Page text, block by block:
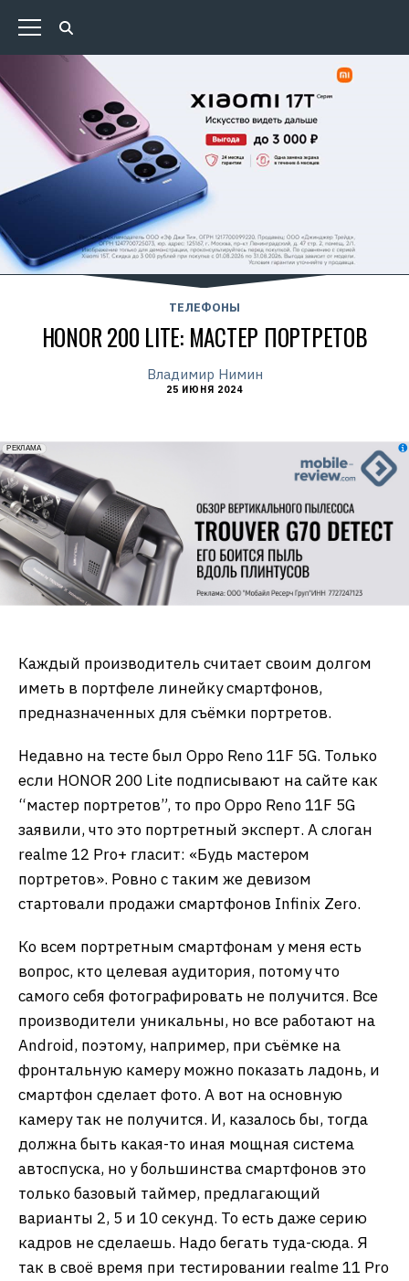
ТЕЛЕФОНЫ
HONOR 200 LITE: МАСТЕР ПОРТРЕТОВ
Владимир Нимин
25 ИЮНЯ 2024
erid: 2VfnxxmNzs5
РЕКЛАМА
Каждый производитель считает своим долгом
иметь в портфеле линейку смартфонов,
предназначенных для съёмки портретов.
Недавно на тесте был Oppo Reno 11F 5G. Только
если HONOR 200 Lite подписывают на сайте как
“мастер портретов”, то про Oppo Reno 11F 5G
заявили, что это портретный эксперт. А слоган
realme 12 Pro+ гласит: «Будь мастером
портретов». Ровно с таким же девизом
стартовали продажи смартфонов Infinix Zero.
Ко всем портретным смартфонам у меня есть
вопрос, кто целевая аудитория, потому что
самого себя фотографировать не получится. Все
производители уникальны, но все работают на
Android, поэтому, например, при съёмке на
фронтальную камеру можно показать ладонь, и
смартфон сделает фото. А вот на основную
камеру так не получится. И, казалось бы, тогда
должна быть какая-то иная мощная система
автоспуска, но у большинства смартфонов это
только базовый таймер, предлагающий
варианты 2, 5 и 10 секунд. То есть даже серию
кадров не сделаешь. Надо бегать туда-сюда. Я
так в своё время при тестировании realme 11 Pro